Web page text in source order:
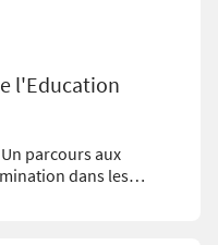
l'Education
parcours aux
dans les…